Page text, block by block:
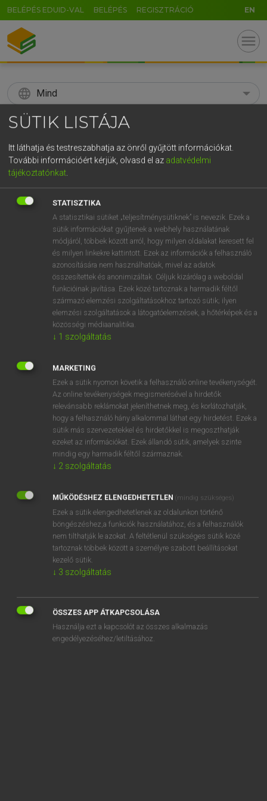
BELÉPÉS EDUID-VAL BELÉPÉS REGISZTRÁCIÓ EN
menu
language Mind
search
KERESÉS
Díjmentes angol szótár
előtag
mezőgazdasági
agro-
keresése szótárainkban
DÍJMENTES ANGOL SZÓTÁR
agricultural
agriculturalist
agriculture
agriculturer
agrobiológia
agrokémia
ágrólszakadt
MICROSOFT OFFICE BŐVÍTMÉNY
BEÉPÜLŐ SZÓTÁRMODUL
ONLINE NYELVVIZSGA
SÜTIK LISTÁJA
Itt láthatja és testreszabhatja az önről gyűjtött információkat.
További információért kérjük, olvasd el az adatvédelmi
tájékoztatónkat
STATISZTIKA
A statisztikai sütiket „teljesítménysütiknek” is nevezik. Ezek a
sütik információkat gyűjtenek a webhely használatának
módjáról, többek között arról, hogy milyen oldalakat keresett fel
és milyen linkekre kattintott. Ezek az információk a felhasználó
azonosítására nem használhatóak, mivel az adatok
összesítettek és anonimizáltak. Céljuk kizárólag a weboldal
funkcióinak javítása. Ezek közé tartoznak a harmadik féltől
származó elemzési szolgáltatásokhoz tartozó sütik; ilyen
elemzési szolgáltatások a látogatóelemzések, a hőtérképek és a
közösségi médiaanalitika.
↓ 1 szolgáltatás
MARKETING
Ezek a sütik nyomon követik a felhasználó online tevékenységét.
Az online tevékenységek megismerésével a hirdetők
relevánsabb reklámokat jeleníthetnek meg, és korlátozhatják,
hogy a felhasználó hány alkalommal láthat egy hirdetést. Ezek a
sütik más szervezetekkel és hirdetőkkel is megoszthatják
ezeket az információkat. Ezek állandó sütik, amelyek szinte
mindig egy harmadik féltől származnak.
↓ 2 szolgáltatás
MŰKÖDÉSHEZ ELENGEDHETETLEN (mindig szükséges)
Ezek a sütik elengedhetetlenek az oldalunkon történő
böngészéshez,a funkciók használatához, és a felhasználók
nem tilthatják le azokat. A feltétlenül szükséges sütik közé
tartoznak többek között a személyre szabott beállításokat
kezelő sütik.
↓ 3 szolgáltatás
ÖSSZES APP ÁTKAPCSOLÁSA
Használja ezt a kapcsolót az összes alkalmazás
engedélyezéséhez/letiltásához.
GR
5 6 7 8 9 ö ü ó
r t z u i o p ő ú
k l ű
n m , . - AltGr